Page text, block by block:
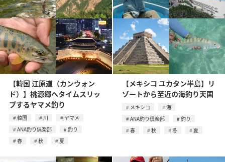
【韓国 江原道（カンウォン
ド）】桃源郷へタイムスリッ
プするヤマメ釣り
韓国 川
ヤマメ
ANA釣り倶楽部
釣り
春
秋 夏
【メキシコ ユカタン半島】リ
ゾートから至近の海釣り天国
メキシコ
海
ANA釣り倶楽部
釣り
春
秋 冬 夏